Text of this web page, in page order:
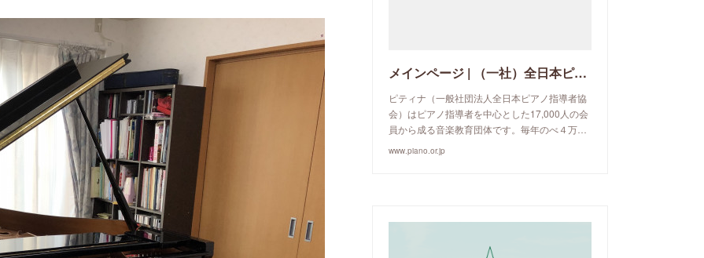
メインページ | （一社）全日本ピアノ指導者協会
ピティナ（一般社団法人全日本ピアノ指導者協
会）はピアノ指導者を中心とした17,000人の会
員から成る音楽教育団体です。毎年のべ４万…
www.piano.or.jp